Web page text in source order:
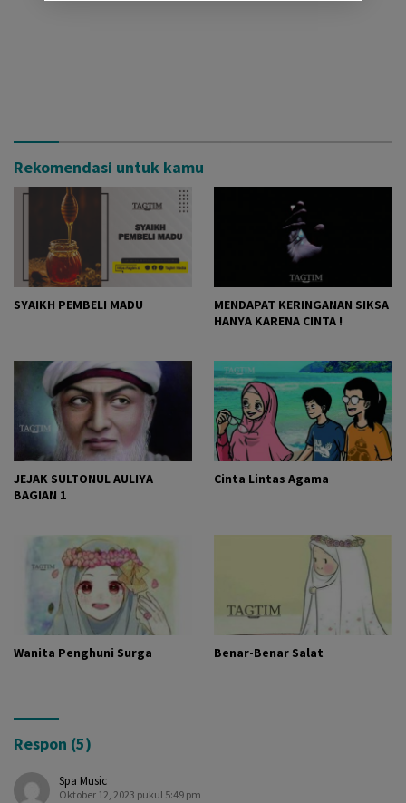
Rekomendasi untuk kamu
SYAIKH PEMBELI MADU
MENDAPAT KERINGANAN SIKSA
HANYA KARENA CINTA !
JEJAK SULTONUL AULIYA
BAGIAN 1
Cinta Lintas Agama
Wanita Penghuni Surga Benar-Benar Salat
Respon (5)
Spa Music
Oktober 12, 2023 pukul 5:49 pm